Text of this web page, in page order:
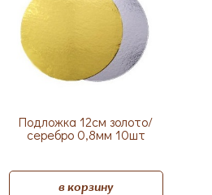
Подложка 12см золото/
серебро 0,8мм 10шт
в корзину